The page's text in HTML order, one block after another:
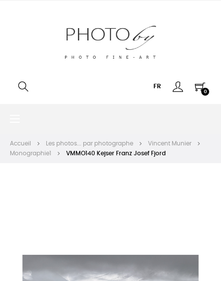
FR
0
Accueil Les photos... par photographe
Vincent Munier
Monographie1
VMMO140 Kejser Franz Josef Fjord